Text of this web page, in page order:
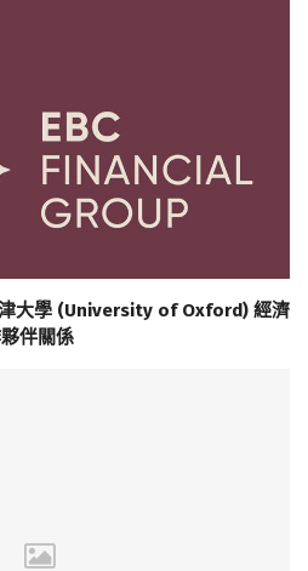
大學 (University of Oxford) 經濟
伴關係